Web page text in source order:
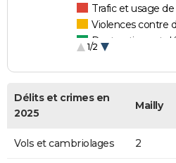
Trafic et usage
Violences contre
Destructions et
1/2
Délits et crimes en
2025
Mailly
Vols et cambriolages 2